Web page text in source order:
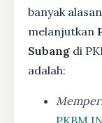
banyak
melanjutkan
Subang di
adalah:
PKBM